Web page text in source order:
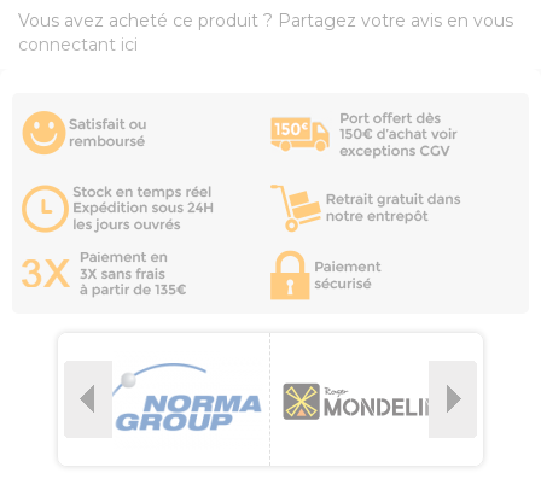
Vous avez acheté ce produit ? Partagez votre avis en vous
connectant ici